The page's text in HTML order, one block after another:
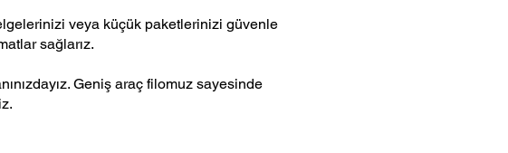
veya küçük paketlerinizi güvenle
sağlarız.
Geniş araç filomuz sayesinde